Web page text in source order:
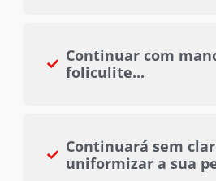
Continuar com
foliculite...
Continuará sem
uniformizar a sua